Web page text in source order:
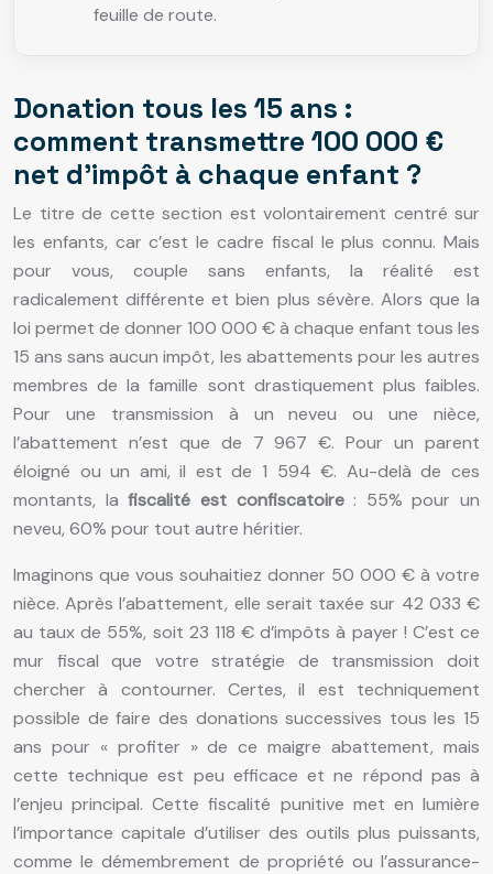
feuille de route.
Donation tous les 15 ans :
comment transmettre 100 000 €
net d’impôt à chaque enfant ?
Le titre de cette section est volontairement centré sur
les enfants, car c’est le cadre fiscal le plus connu. Mais
pour vous, couple sans enfants, la réalité est
radicalement différente et bien plus sévère. Alors que la
loi permet de donner 100 000 € à chaque enfant tous les
15 ans sans aucun impôt, les abattements pour les autres
membres de la famille sont drastiquement plus faibles.
Pour une transmission à un neveu ou une nièce,
l’abattement n’est que de 7 967 €. Pour un parent
éloigné ou un ami, il est de 1 594 €. Au-delà de ces
montants, lafiscalité est confiscatoire: 55% pour un
neveu, 60% pour tout autre héritier.
Imaginons que vous souhaitiez donner 50 000 € à votre
nièce. Après l’abattement, elle serait taxée sur 42 033 €
au taux de 55%, soit 23 118 € d’impôts à payer ! C’est ce
mur fiscal que votre stratégie de transmission doit
chercher à contourner. Certes, il est techniquement
possible de faire des donations successives tous les 15
ans pour « profiter » de ce maigre abattement, mais
cette technique est peu efficace et ne répond pas à
l’enjeu principal. Cette fiscalité punitive met en lumière
l’importance capitale d’utiliser des outils plus puissants,
comme le démembrement de propriété ou l’assurance-